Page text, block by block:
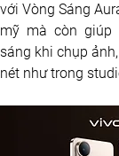
với Vòng Sáng
mỹ mà còn giúp
sáng khi chụp
nét như trong